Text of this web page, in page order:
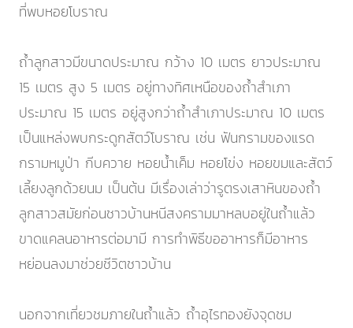
ที่พบหอยโบราณ
ถ้ำลูกสาวมีขนาดประมาณ กว้าง 10 เมตร ยาวประมาณ
15 เมตร สูง 5 เมตร อยู่ทางทิศเหนือของถ้ำสำเภา
ประมาณ 15 เมตร อยู่สูงกว่าถ้ำสำเภาประมาณ 10 เมตร
เป็นแหล่งพบกระดูกสัตว์โบราณ เช่น ฟันกรามของแรด
กรามหมูป่า กีบควาย หอยน้ำเค็ม หอยโข่ง หอยขมและสัตว์
เลี้ยงลูกด้วยนม เป็นต้น มีเรื่องเล่าว่ารูตรงเสาหินของถ้ำ
ลูกสาวสมัยก่อนชาวบ้านหนีสงครามมาหลบอยู่ในถ้ำแล้ว
ขาดแคลนอาหารต่อมามี การทำพิธีขออาหารก็มีอาหาร
หย่อนลงมาช่วยชีวิตชาวบ้าน
นอกจากเที่ยวชมภายในถ้ำแล้ว ถ้ำอุไรทองยังจุดชม